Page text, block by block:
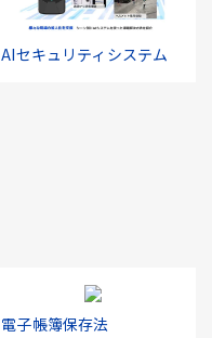
AIセキュリティシステム
電子帳簿保存法